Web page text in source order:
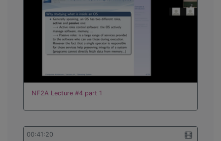
NF2A Lecture #4 part 1
00:41:20